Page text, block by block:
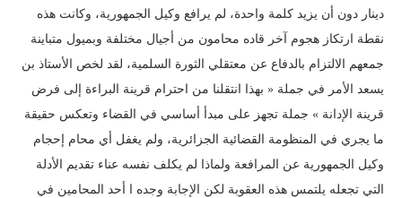
دينار دون أن يزيد كلمة واحدة، لم يرافع وكيل الجمهورية، وكانت هذه
نقطة ارتكاز هجوم آخر قاده محامون من أجيال مختلفة وبميول متباينة
جمعهم الالتزام بالدفاع عن معتقلي الثورة السلمية، لقد لخص الأستاذ بن
يسعد الأمر في جملة « بهذا انتقلنا من احترام قرينة البراءة إلى فرض
قرينة الإدانة » جملة تجهز على مبدأ أساسي في القضاء وتعكس حقيقة
ما يجري في المنظومة القضائية الجزائرية، ولم يغفل أي محام إحجام
وكيل الجمهورية عن المرافعة ولماذا لم يكلف نفسه عناء تقديم الأدلة
التي تجعله يلتمس هذه العقوبة لكن الإجابة وجده ا أحد المحامين في